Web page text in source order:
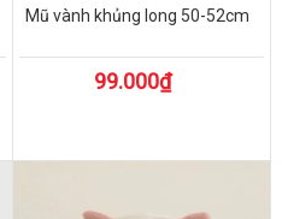
Mũ vành khủng long 50-52cm
99.000₫